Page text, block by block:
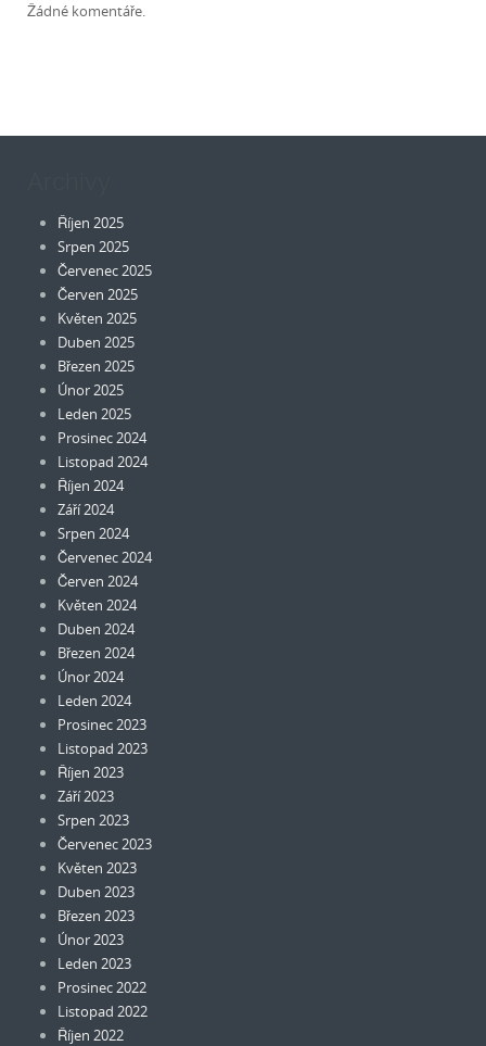
Žádné komentáře.
Říjen 2025
Srpen 2025
Červenec 2025
Červen 2025
Květen 2025
Duben 2025
Březen 2025
Únor 2025
Leden 2025
Prosinec 2024
Listopad 2024
Říjen 2024
Září 2024
Srpen 2024
Červenec 2024
Červen 2024
Květen 2024
Duben 2024
Březen 2024
Únor 2024
Leden 2024
Prosinec 2023
Listopad 2023
Říjen 2023
Září 2023
Srpen 2023
Červenec 2023
Květen 2023
Duben 2023
Březen 2023
Únor 2023
Leden 2023
Prosinec 2022
Listopad 2022
Říjen 2022